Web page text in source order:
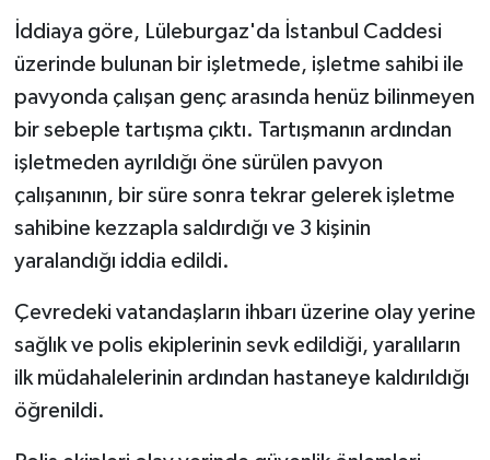
İddiaya göre, Lüleburgaz'da İstanbul Caddesi
üzerinde bulunan bir işletmede, işletme sahibi ile
pavyonda çalışan genç arasında henüz bilinmeyen
bir sebeple tartışma çıktı. Tartışmanın ardından
işletmeden ayrıldığı öne sürülen pavyon
çalışanının, bir süre sonra tekrar gelerek işletme
sahibine kezzapla saldırdığı ve 3 kişinin
yaralandığı iddia edildi.
Çevredeki vatandaşların ihbarı üzerine olay yerine
sağlık ve polis ekiplerinin sevk edildiği, yaralıların
ilk müdahalelerinin ardından hastaneye kaldırıldığı
öğrenildi.